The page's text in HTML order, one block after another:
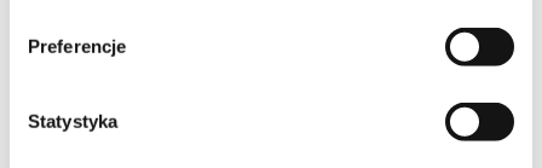
Preferencje
Statystyka
Jako lider nastawiony na wyniki, priorytetowo
budowanie kultury ciągłego uczenia się i innowacji.